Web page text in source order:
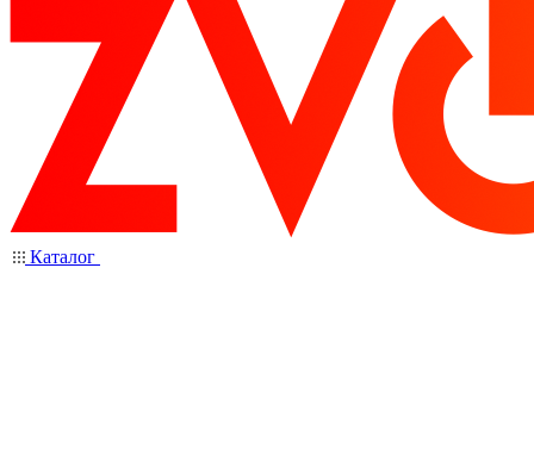
Каталог